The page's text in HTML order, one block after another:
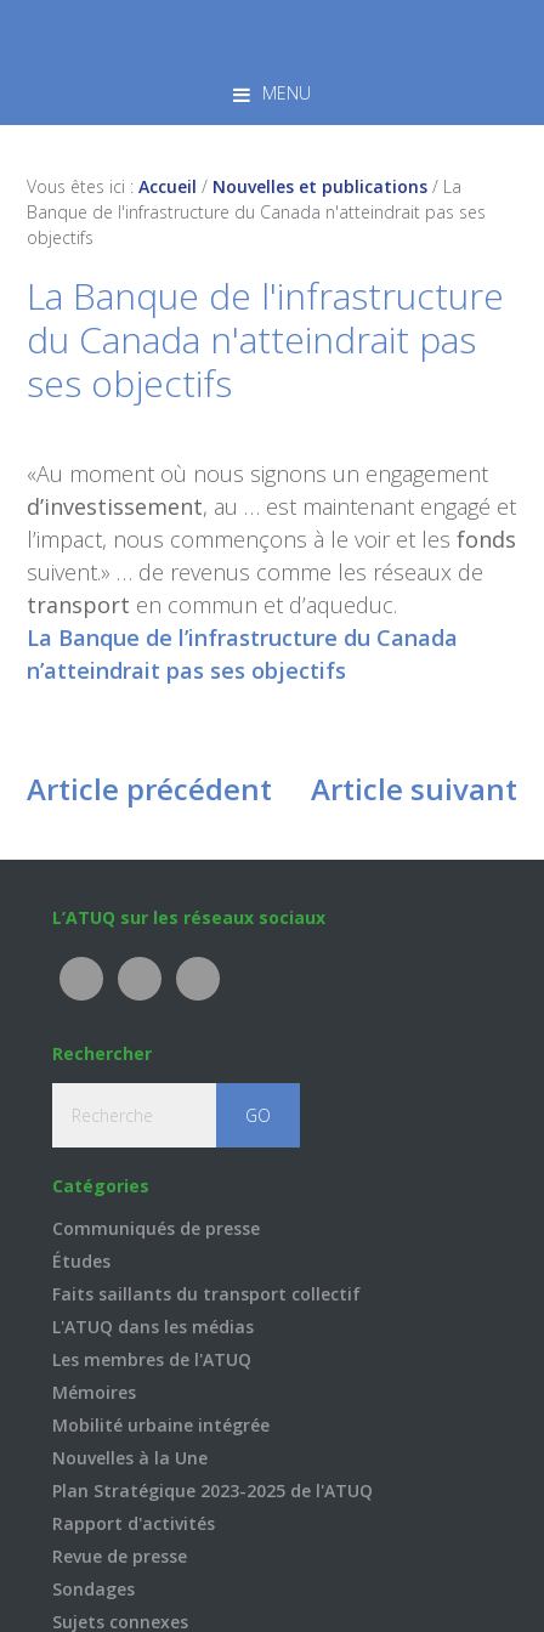
MENU
Vous êtes ici :Accueil / Nouvelles et publications / La
Banque de l'infrastructure du Canada n'atteindrait pas ses
objectifs
La Banque de l'infrastructure
du Canada n'atteindrait pas
ses objectifs
«Au moment où nous signons un engagement
d’investissement, au … est maintenant engagé et
l’impact, nous commençons à le voir et lesfonds
suivent.» … de revenus comme les réseaux de
transport en commun et d’aqueduc.
La Banque de l’infrastructure du Canada
n’atteindrait pas ses objectifs
Article précédent Article suivant
Footer
L’ATUQ sur les réseaux sociaux
Rechercher
Catégories
Communiqués de presse
Études
Faits saillants du transport collectif
L'ATUQ dans les médias
Les membres de l'ATUQ
Mémoires
Mobilité urbaine intégrée
Nouvelles à la Une
Plan Stratégique 2023-2025 de l'ATUQ
Rapport d'activités
Revue de presse
Sondages
Sujets connexes